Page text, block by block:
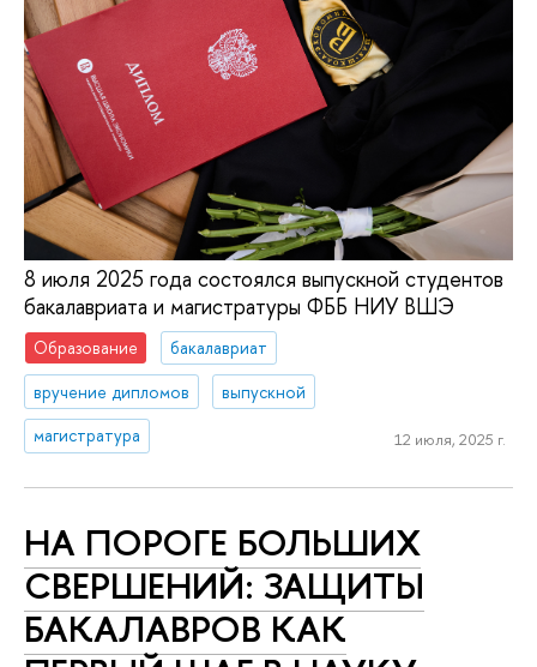
8 июля 2025 года состоялся выпускной студентов
бакалавриата и магистратуры ФББ НИУ ВШЭ
Образование
бакалавриат
вручение дипломов
выпускной
магистратура
12 июля, 2025 г.
НА ПОРОГЕ БОЛЬШИХ
СВЕРШЕНИЙ: ЗАЩИТЫ
БАКАЛАВРОВ КАК